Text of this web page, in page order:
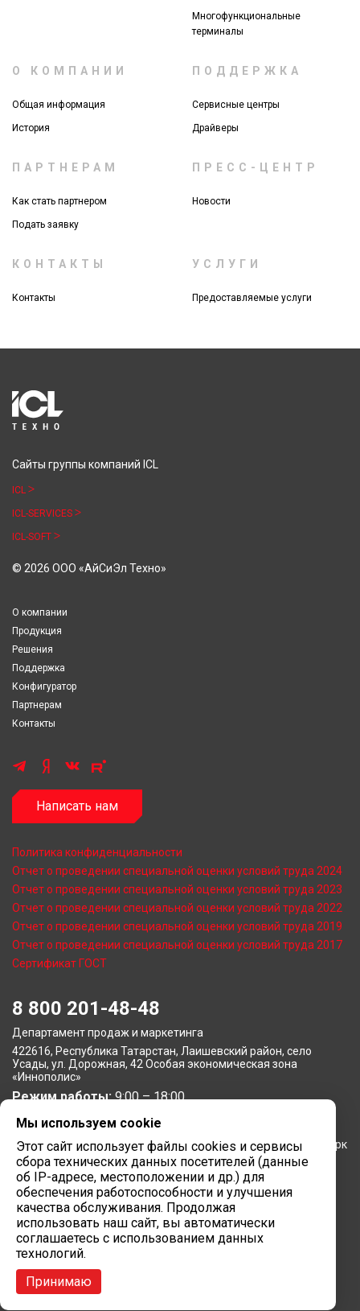
Многофункциональные
терминалы
О КОМПАНИИ
Общая информация
История
ПОДДЕРЖКА
Сервисные центры
Драйверы
ПАРТНЕРАМ
Как стать партнером
Подать заявку
ПРЕСС-ЦЕНТР
Новости
КОНТАКТЫ
Контакты
УСЛУГИ
Предоставляемые услуги
Сайты группы компаний ICL
ICL
ICL-SERVICES
ICL-SOFT
© 2026 ООО «АйСиЭл Техно»
О компании
Продукция
Решения
Поддержка
Конфигуратор
Партнерам
Контакты
Написать нам
Политика конфиденциальности
Отчет о проведении специальной оценки условий труда 2024
Отчет о проведении специальной оценки условий труда 2023
Отчет о проведении специальной оценки условий труда 2022
Отчет о проведении специальной оценки условий труда 2019
Отчет о проведении специальной оценки условий труда 2017
Сертификат ГОСТ
8 800 201-48-48
Департамент продаж и маркетинга
422616, Республика Татарстан, Лаишевский район, село
Усады, ул. Дорожная, 42 Особая экономическая зона
«Иннополис»
Режим работы:9:00 – 18:00
Московское представительство
105064, г. Москва, Нижний Сусальный переулок, 5, бизнес-парк
«Арма»
Режим работы:9:00 – 18:00
Завод вычислительной техники
422624, Республика Татарстан, мр-н Лаишевский, с/п
Столбищенское, ул.Советская, зд.278
Режим работы:
Сайт разработан в
Мы используем cookie
Этот сайт использует файлы cookies и сервисы
сбора технических данных посетителей (данные
об IP-адресе, местоположении и др.) для
обеспечения работоспособности и улучшения
качества обслуживания. Продолжая
использовать наш сайт, вы автоматически
соглашаетесь с использованием данных
технологий.
Принимаю